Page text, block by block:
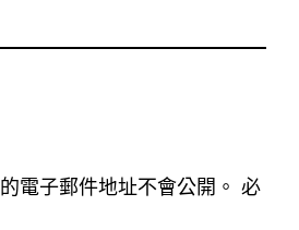
電子郵件地址不會公開。 必